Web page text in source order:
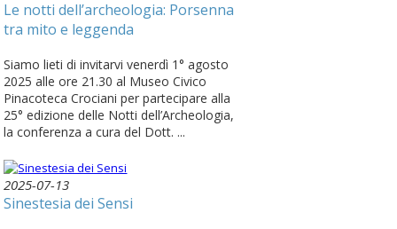
Le notti dell’archeologia: Porsenna
tra mito e leggenda
Siamo lieti di invitarvi venerdì 1° agosto
2025 alle ore 21.30 al Museo Civico
Pinacoteca Crociani per partecipare alla
25° edizione delle Notti dell’Archeologia,
la conferenza a cura del Dott. ...
2025-07-13
Sinestesia dei Sensi